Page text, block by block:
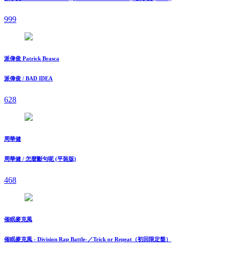
999
派偉俊 Patrick Brasca
派偉俊 / BAD IDEA
628
周華健
周華健 / 怎麼斷句呢 (平裝版)
468
催眠麥克風
催眠麥克風 - Division Rap Battle-／Trick or Repeat（初回限定盤）